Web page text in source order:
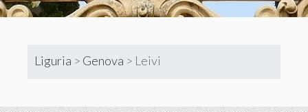
Liguria > Genova > Leivi